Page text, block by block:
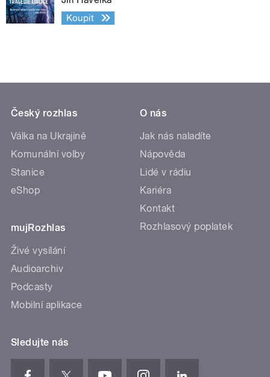
Koupit
Český rozhlas
Válka na Ukrajině
Komunální volby
Stanice
eShop
mujRozhlas
Živé vysílání
Audioarchiv
Podcasty
Mobilní aplikace
O nás
Jak nás naladíte
Nápověda
Lidé v rádiu
Kariéra
Kontakt
Rozhlasový poplatek
Sledujte nás